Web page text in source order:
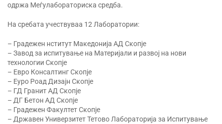
одржа Меѓулабораториска средба.
На сребата учествуваа 12 Лаборатории:
– Градежен нститут Македонија АД Скопје
– Завод за испитување на Материјали и развој на нови
технологии Скопје
– Евро Консалтинг Скопје
– Еуро Роад Дизајн Скопје
– ГД Гранит АД Скопје
– ДГ Бетон АД Скопје
– Градежен Факултет Скопје
– Државен Универзитет Тетово Лабораторија за Испитување